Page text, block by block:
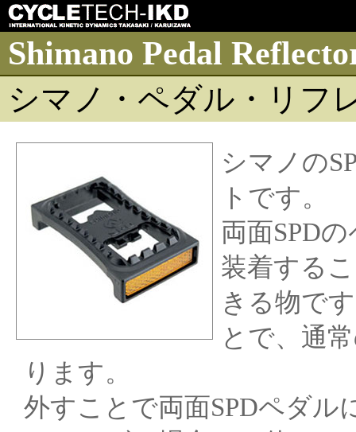
Shimano Pedal
シマノ・ペダル・リフ
シマノの
トです。
両面SPD
装着する
きる物で
とで、通
ります。
外すことで両面SPDペダ